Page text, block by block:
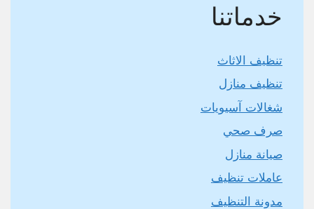
خدماتنا
تنظيف الاثاث
تنظيف منازل
شغالات آسيويات
صرف صحي
صيانة منازل
عاملات تنظيف
مدونة التنظيف